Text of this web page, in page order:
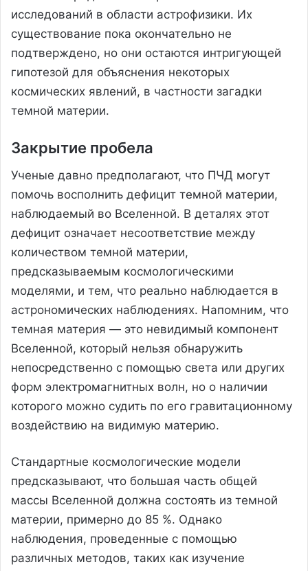
исследований в области астрофизики. Их
существование пока окончательно не
подтверждено, но они остаются интригующей
гипотезой для объяснения некоторых
космических явлений, в частности загадки
темной материи.
Закрытие пробела
Ученые давно предполагают, что ПЧД могут
помочь восполнить дефицит темной материи,
наблюдаемый во Вселенной. В деталях этот
дефицит означает несоответствие между
количеством темной материи,
предсказываемым космологическими
моделями, и тем, что реально наблюдается в
астрономических наблюдениях. Напомним, что
темная материя — это невидимый компонент
Вселенной, который нельзя обнаружить
непосредственно с помощью света или других
форм электромагнитных волн, но о наличии
которого можно судить по его гравитационному
воздействию на видимую материю.
Стандартные космологические модели
предсказывают, что большая часть общей
массы Вселенной должна состоять из темной
материи, примерно до 85 %. Однако
наблюдения, проведенные с помощью
различных методов, таких как изучение